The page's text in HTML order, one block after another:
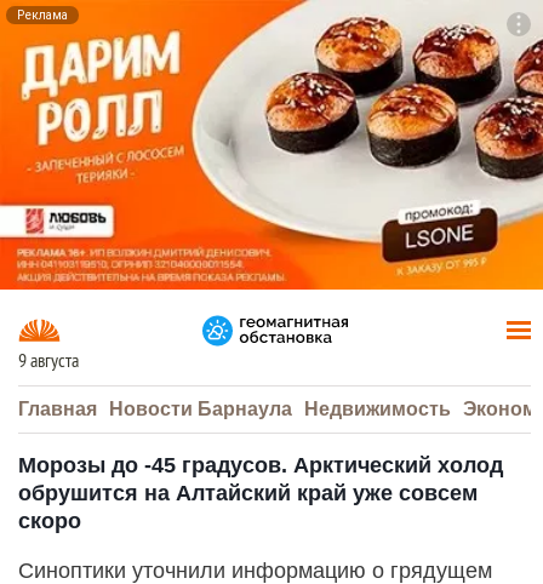
Реклама
9 августа
Главная Новости Барнаула Недвижимость
Морозы до -45 градусов. Арктический холод
обрушится на Алтайский край уже совсем
скоро
Синоптики уточнили информацию о грядущем